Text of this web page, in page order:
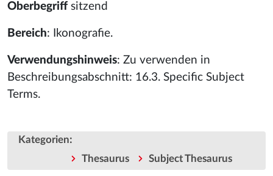
Oberbegriff sitzend
Bereich: Ikonografie.
Verwendungshinweis: Zu verwenden in
Beschreibungsabschnitt: 16.3. Specific Subject
Terms.
Kategorien:
Thesaurus Subject Thesaurus